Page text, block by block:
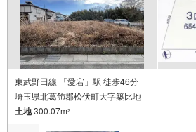
東武野田線 「愛宕」駅 徒歩46分
埼玉県北葛飾郡松伏町大字築比地
土地300.07m2